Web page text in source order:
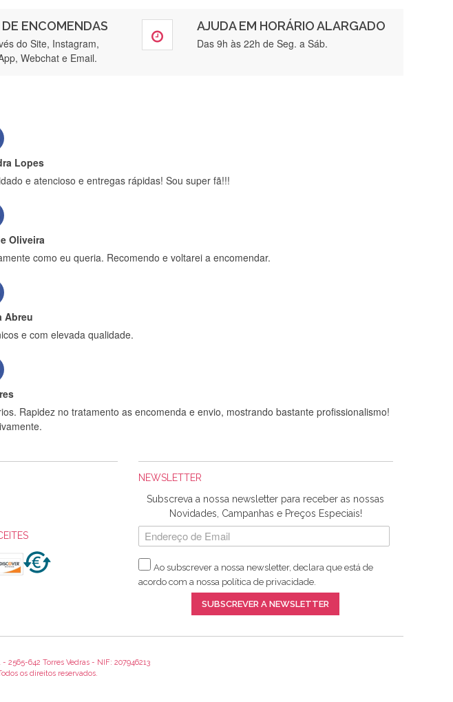
ENCOMENDAS
do Site, Instagram,
Webchat e Email.
AJUDA EM HORÁRIO ALARGADO
Das 9h às 22h de Seg. a Sáb.
encomenda feita de muitas certamente❤️
para o transporte, muito obrigada , serviço 5 estrelas
Lopes
e atencioso e entregas rápidas! Sou super fã!!!
Oliveira
como eu queria. Recomendo e voltarei a encomendar.
Abreu
e com elevada qualidade.
Rapidez no tratamento as encomenda e envio, mostrando bastante profissionalismo!
Mestre
gostei muito dos tecidos.
satisfeita com os produtos adquiridos. Relativamente à bolsa, tem um tecido com um
na vossa loja, têm excelentes artigos a um preço muito justo. A expedição da
NEWSLETTER
Subscreva a nossa newsletter para receber as nossas
Novidades, Campanhas e Preços Especiais!
Ao subscrever a nossa newsletter, declara que está de
acordo com a nossa política de privacidade.
SUBSCREVER A NEWSLETTER
2565-642 Torres Vedras - NIF: 207946213
os direitos reservados.